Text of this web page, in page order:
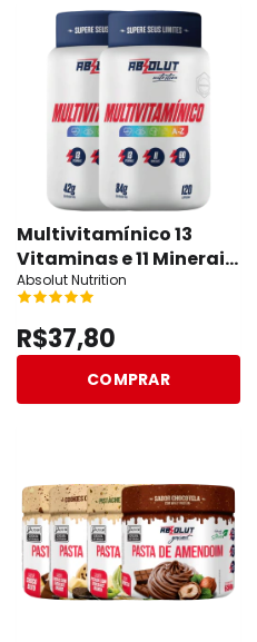
Multivitamínico 13
Vitaminas e 11 Minerais
- Absolut Nutrition
Absolut Nutrition
R$37,80
COMPRAR